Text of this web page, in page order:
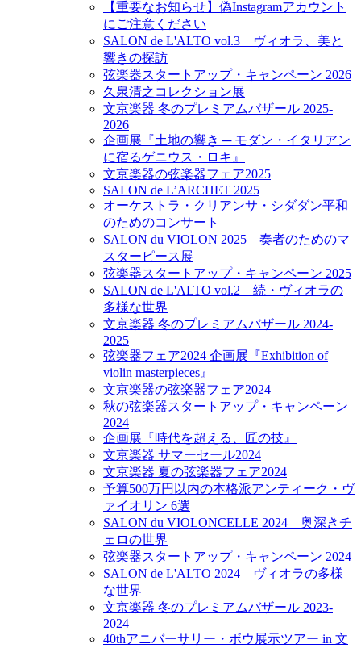
【重要なお知らせ】偽Instagramアカウント
にご注意ください
SALON de L'ALTO vol.3 ヴィオラ、美と
響きの探訪
弦楽器スタートアップ・キャンペーン 2026
久泉清之コレクション展
文京楽器 冬のプレミアムバザール 2025-
2026
企画展『土地の響き ─ モダン・イタリアン
に宿るゲニウス・ロキ』
文京楽器の弦楽器フェア2025
SALON de L’ARCHET 2025
オーケストラ・クリアンサ・シダダン平和
のためのコンサート
SALON du VIOLON 2025 奏者のためのマ
スターピース展
弦楽器スタートアップ・キャンペーン 2025
SALON de L'ALTO vol.2 続・ヴィオラの
多様な世界
文京楽器 冬のプレミアムバザール 2024-
2025
弦楽器フェア2024 企画展『Exhibition of
violin masterpieces』
文京楽器の弦楽器フェア2024
秋の弦楽器スタートアップ・キャンペーン
2024
企画展『時代を超える、匠の技』
文京楽器 サマーセール2024
文京楽器 夏の弦楽器フェア2024
予算500万円以内の本格派アンティーク・ヴ
ァイオリン 6選
SALON du VIOLONCELLE 2024 奥深きチ
ェロの世界
弦楽器スタートアップ・キャンペーン 2024
SALON de L'ALTO 2024 ヴィオラの多様
な世界
文京楽器 冬のプレミアムバザール 2023-
2024
40thアニバーサリー・ボウ展示ツアー in 文